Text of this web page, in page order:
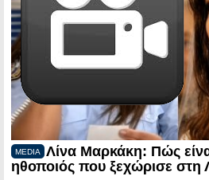
MEDIA
Λίνα Μαρκάκη: Πώς
ηθοποιός που ξεχώρισε στη